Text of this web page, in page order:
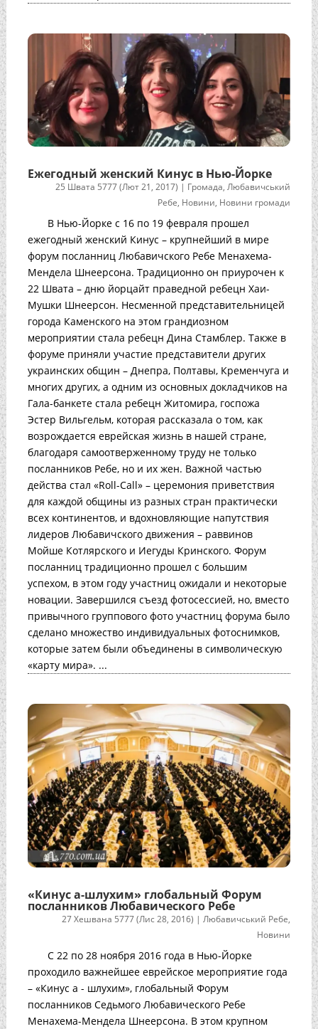
Ежегодный женский Кинус в Нью-Йорке
25 Швата 5777 (Лют 21, 2017) | Громада,Любавичський
Ребе, Новини, Новини громади
В Нью-Йорке с 16 по 19 февраля прошел
ежегодный женский Кинус – крупнейший в мире
форум посланниц Любавичского Ребе Менахема-
Мендела Шнеерсона. Традиционно он приурочен к
22 Швата – дню йорцайт праведной ребецн Хаи-
Мушки Шнеерсон. Несменной представительницей
города Каменского на этом грандиозном
мероприятии стала ребецн Дина Стамблер. Также в
форуме приняли участие представители других
украинских общин – Днепра, Полтавы, Кременчуга и
многих других, а одним из основных докладчиков на
Гала-банкете стала ребецн Житомира, госпожа
Эстер Вильгельм, которая рассказала о том, как
возрождается еврейская жизнь в нашей стране,
благодаря самоотверженному труду не только
посланников Ребе, но и их жен. Важной частью
действа стал «Roll-Call» – церемония приветствия
для каждой общины из разных стран практически
всех континентов, и вдохновляющие напутствия
лидеров Любавичского движения – раввинов
Мойше Котлярского и Иегуды Кринского. Форум
посланниц традиционно прошел с большим
успехом, в этом году участниц ожидали и некоторые
новации. Завершился съезд фотосессией, но, вместо
привычного группового фото участниц форума было
сделано множество индивидуальных фотоснимков,
которые затем были объединены в символическую
«карту мира». ...
«Кинус а-шлухим» глобальный Форум
посланников Любавического Ребе
27 Хешвана 5777 (Лис 28, 2016) |Любавичський Ребе,
Новини
С 22 по 28 ноября 2016 года в Нью-Йорке
проходило важнейшее еврейское мероприятие года
– «Кинус а - шлухим», глобальный Форум
посланников Седьмого Любавического Ребе
Менахема-Мендела Шнеерсона. В этом крупном